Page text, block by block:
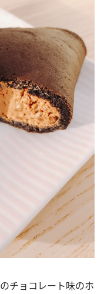
チョコレート味のホ